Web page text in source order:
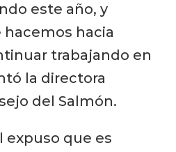
este año, y
hacia
trabajando en
la directora
del Salmón.
expuso que es